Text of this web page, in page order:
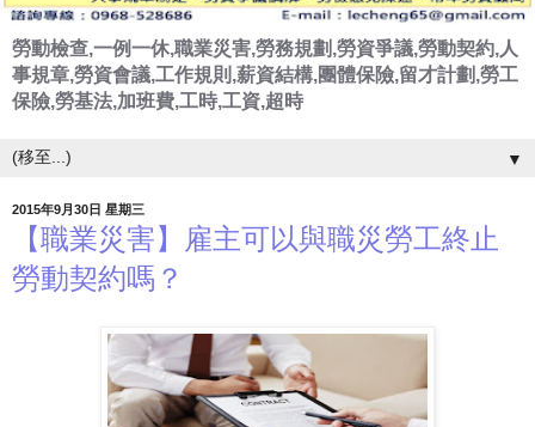
勞動檢查,一例一休,職業災害,勞務規劃,勞資爭議,勞動契約,人
事規章,勞資會議,工作規則,薪資結構,團體保險,留才計劃,勞工
保險,勞基法,加班費,工時,工資,超時
▼
2015年9月30日 星期三
【職業災害】雇主可以與職災勞工終止
勞動契約嗎？